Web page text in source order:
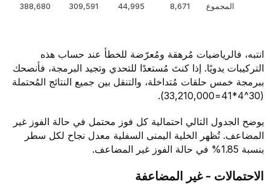
المجموع 8,671
44,995
309,591
388,680
انتبه، فالرياضيات مُرهقة ومُعرّضة للخطأ عند حساب هذه
التركيبات يدويًا. إذا كنتَ مُستعدًا للتحدي وتجيد البرمجة، فأنصحك
ببرمجة خمس حلقات مُتداخلة، والتنقل بين جميع النتائج المُحتملة
يوضح الجدول التالي احتمالية كل فوز محتمل في حالة الفوز غير
المضاعف. تُظهر الخلية اليمنى السفلية معدل نجاح لكل سطر
بنسبة 1.85% في حالة الفوز غير المضاعف.
الاحتمالات - غير المضاعفة